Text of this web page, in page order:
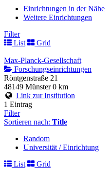
Einrichtungen in der Nähe
Weitere Einrichtungen
Filter
List
Grid
Max-Planck-Gesellschaft
Forschungseinrichtungen
Röntgenstraße 21
48149 Münster 0 km
Link zur Institution
1 Eintrag
Filter
Sortieren nach: Title
Random
Universität / Einrichtung
List
Grid